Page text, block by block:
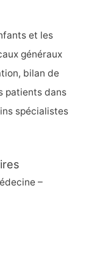
et les
généraux
bilan de
patients dans
spécialistes
–